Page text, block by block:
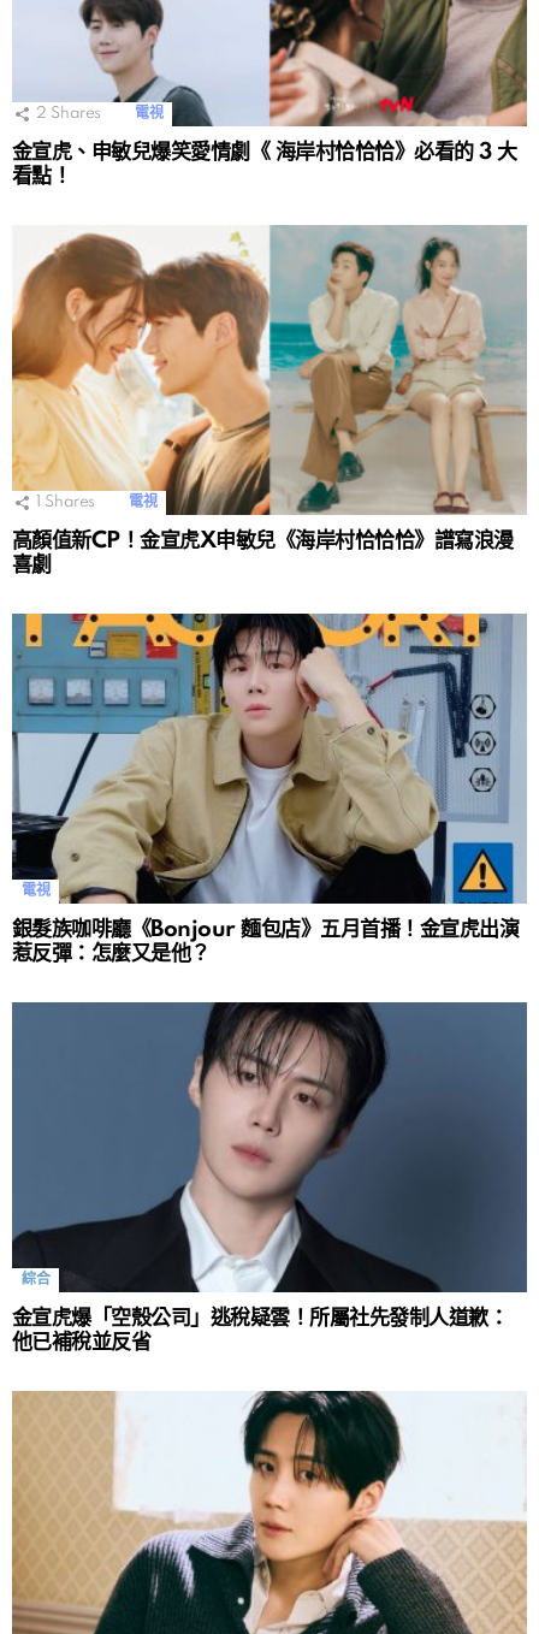
2 Shares 電視
金宣虎、申敏兒爆笑愛情劇《 海岸村恰恰恰》必看的 3 大
看點！
Shares 電視
高顏值新CP！金宣虎X申敏兒《海岸村恰恰恰》譜寫浪漫
喜劇
電視
銀髮族咖啡廳《Bonjour 麵包店》五月首播！金宣虎出演
惹反彈：怎麼又是他？
綜合
金宣虎爆「空殼公司」逃稅疑雲！所屬社先發制人道歉：
他已補稅並反省